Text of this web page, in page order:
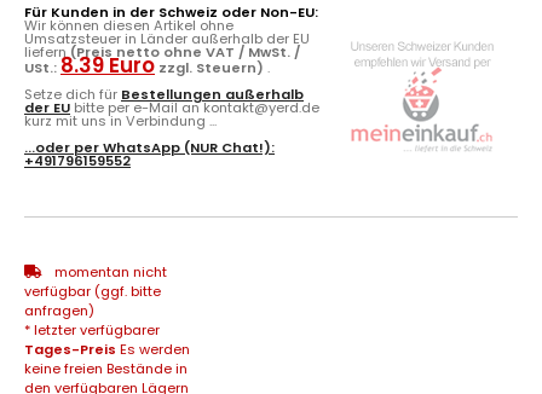
Für Kunden in der Schweiz oder Non-EU:
Wir können diesen Artikel ohne
Umsatzsteuer in Länder außerhalb der EU
liefern(Preis netto ohne VAT / MwSt. /
USt.: 8.39 Euro zzgl. Steuern) .
Setze dich für Bestellungen außerhalb
der EU bitte per e-Mail an kontakt@yerd.de
kurz mit uns in Verbindung ...
...oder perWhatsApp (NUR Chat!):
+491796159552
momentan nicht
verfügbar (ggf. bitte
anfragen)
* letzter verfügbarer
Tages-Preis Es werden
keine freien Bestände in
den verfügbaren Lägern